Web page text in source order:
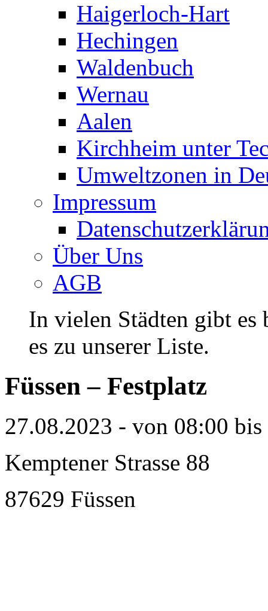
Haigerloch-Hart
Hechingen
Waldenbuch
Wernau
Aalen
Kirchheim unter
Umweltzonen in
Impressum
Über Uns
AGB
In vielen Städten gibt es
es zu unserer Liste.
Füssen – Festplatz
27.08.2023 - von 08:00
Kemptener Strasse 88
87629 Füssen